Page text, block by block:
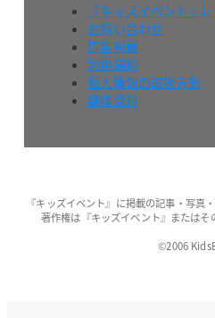
『キッズイベント』
お問い合わせ
広告掲載
利用規約
個人情報の取扱方針
媒体資料
『キッズイベント』に掲載の記事・写真
著作権は『キッズイベント』またはそ
©2006